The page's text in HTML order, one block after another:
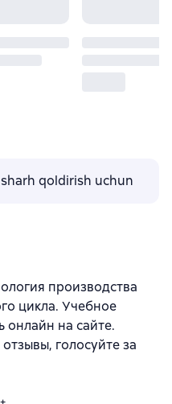
qoldirish uchun
производства
цикла. Учебное
на сайте.
голосуйте за